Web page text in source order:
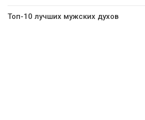
Топ-10 лучших мужских духов